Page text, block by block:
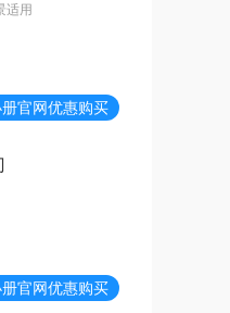
适用
官网优惠购买
官网优惠购买